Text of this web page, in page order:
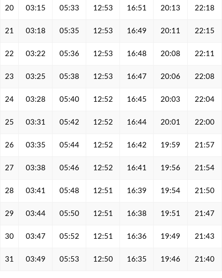
20 03:15 05:33 12:53 16:51 20:13 22:18
21 03:18 05:35 12:53 16:49 20:11 22:15
22 03:22 05:36 12:53 16:48 20:08 22:11
23 03:25 05:38 12:53 16:47 20:06 22:08
24 03:28 05:40 12:52 16:45 20:03 22:04
25 03:31 05:42 12:52 16:44 20:01 22:00
26 03:35 05:44 12:52 16:42 19:59 21:57
27 03:38 05:46 12:52 16:41 19:56 21:54
28 03:41 05:48 12:51 16:39 19:54 21:50
29 03:44 05:50 12:51 16:38 19:51 21:47
30 03:47 05:52 12:51 16:36 19:49 21:43
31 03:49 05:53 12:50 16:35 19:46 21:40